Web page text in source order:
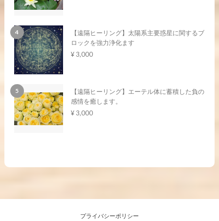
【遠隔ヒーリング】太陽系主要惑星に関するブ
ロックを強力浄化ます
¥ 3,000
【遠隔ヒーリング】エーテル体に蓄積した負の
感情を癒します。
¥ 3,000
プライバシーポリシー